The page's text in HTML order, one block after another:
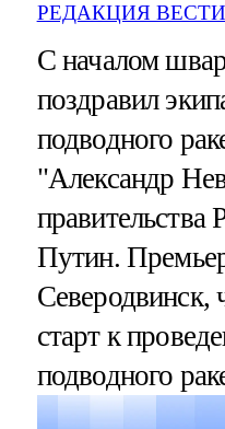
РЕДАКЦИЯ
С началом
поздравил
подводного
"Александр
Путин.
Северодвинск,
старт к
подводного